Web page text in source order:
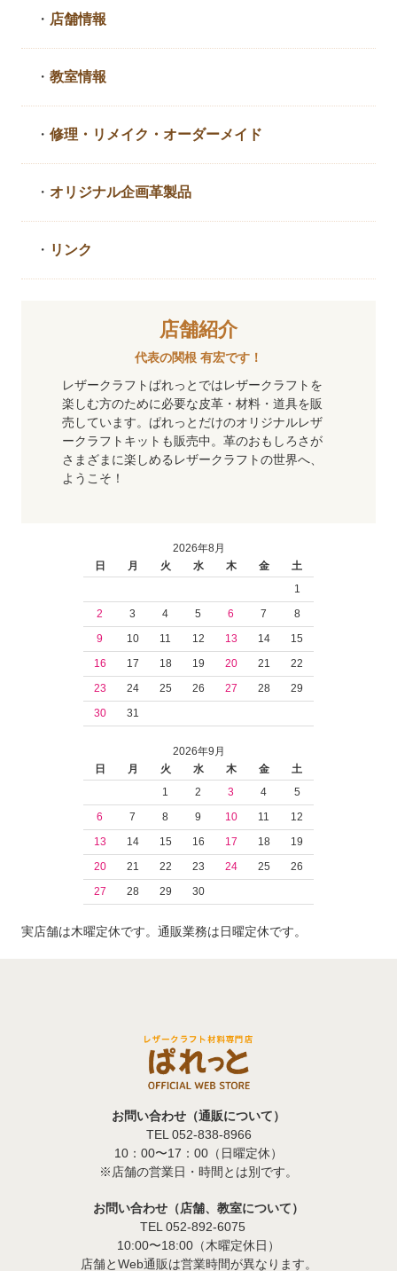
・ 店舗情報
・教室情報
・修理・リメイク・ オーダーメイド
・ オリジナル企画革製品
・ リンク
店舗紹介
代表の関根 有宏です！
レザークラフトぱれっとではレザークラフトを
楽しむ方のために必要な皮革・材料・道具を販
売しています。ぱれっとだけのオリジナルレザ
ークラフトキットも販売中。革のおもしろさが
さまざまに楽しめるレザークラフトの世界へ、
ようこそ！
2026年8月
日
月 火 水 木 金
土
1
2
3 4 5 6 7
8
9
10 11 12 13 14
15
16
17 18 19 20 21
22
23
24 25 26 27 28
29
30
31
2026年9月
日
月 火 水 木 金
土
1
2 3 4
5
6
7 8 9 10 11
12
13
14 15 16 17 18
19
20
21 22 23 24 25
26
27
28 29 30
実店舗は木曜定休です。通販業務は日曜定休です。
お問い合わせ（通販について）
TEL 052-838-8966
10：00〜17：00（日曜定休）
※店舗の営業日・時間とは別です。
お問い合わせ（店舗、教室について）
TEL 052-892-6075
10:00〜18:00（木曜定休日）
店舗とWeb通販は営業時間が異なります。